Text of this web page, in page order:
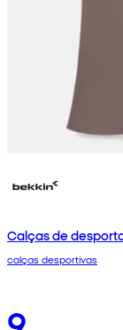
Calças de
calças desportivas